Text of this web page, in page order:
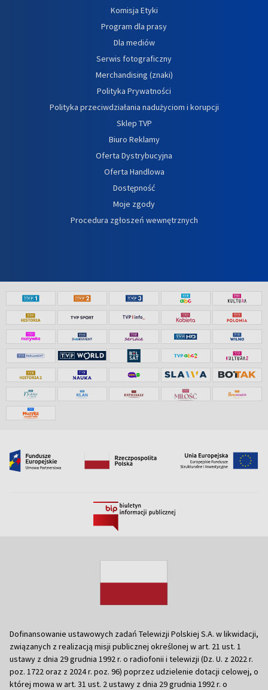
Komisja Etyki
Program dla prasy
Dla mediów
Serwis fotograficzny
Merchandising (znaki)
Polityka Prywatności
Polityka przeciwdziałania nadużyciom i korupcji
Sklep TVP
Biuro Reklamy
Oferta Dystrybucyjna
Oferta Handlowa
Dostępność
Moje zgody
Procedura zgłoszeń wewnętrznych
Dofinansowanie ustawowych zadań Telewizji Polskiej S.A. w likwidacji,
związanych z realizacją misji publicznej określonej w art. 21 ust. 1
ustawy z dnia 29 grudnia 1992 r. o radiofonii i telewizji (Dz. U. z 2022 r.
poz. 1722 oraz z 2024 r. poz. 96) poprzez udzielenie dotacji celowej, o
której mowa w art. 31 ust. 2 ustawy z dnia 29 grudnia 1992 r. o